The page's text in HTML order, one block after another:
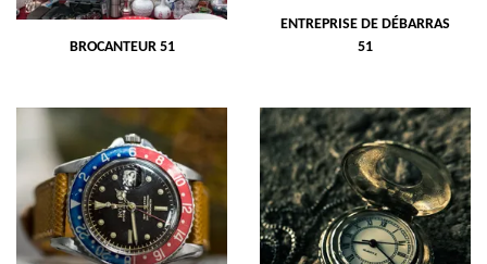
BROCANTEUR 51
ENTREPRISE DE DÉBARRAS
51